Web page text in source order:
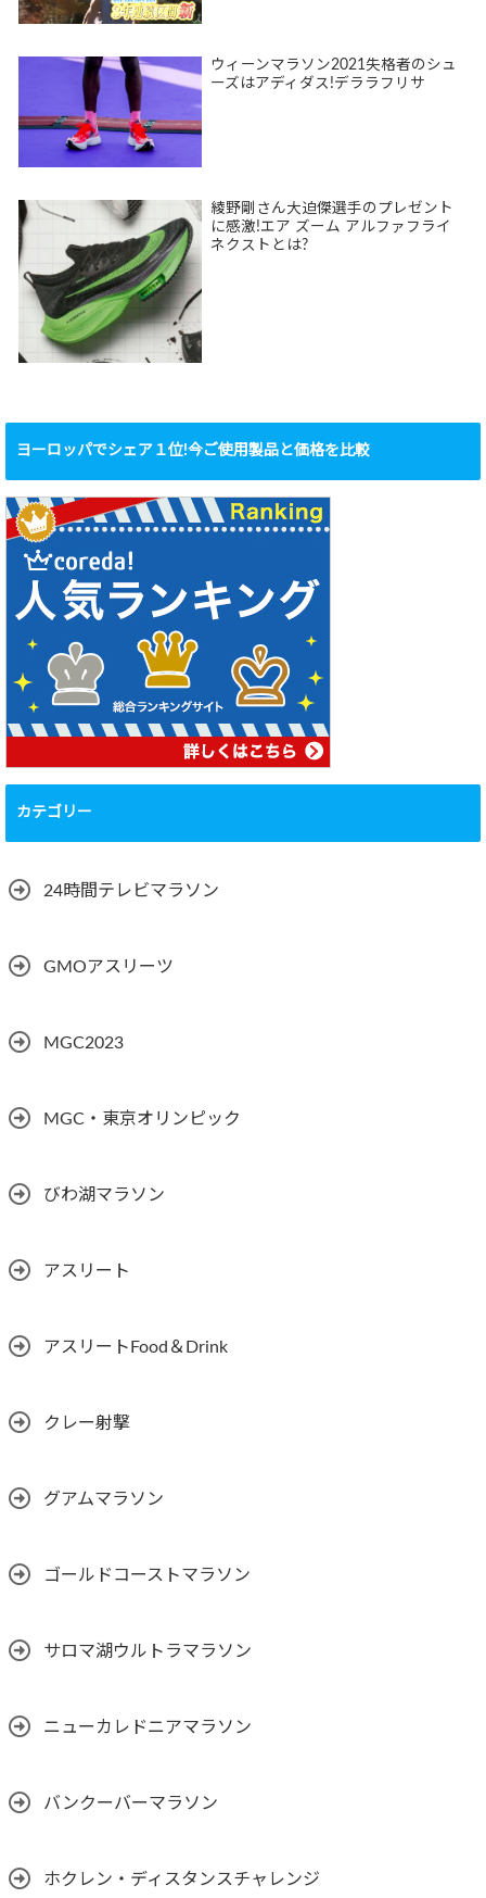
ウィーンマラソン2021失格者のシュ
ーズはアディダス!デララフリサ
綾野剛さん大迫傑選手のプレゼント
に感激!エア ズーム アルファフライ
ネクストとは?
ヨーロッパでシェア１位!今ご使用製品と価格を比較
カテゴリー
24時間テレビマラソン
GMOアスリーツ
MGC2023
MGC・東京オリンピック
びわ湖マラソン
アスリート
アスリートFood＆Drink
クレー射撃
グアムマラソン
ゴールドコーストマラソン
サロマ湖ウルトラマラソン
ニューカレドニアマラソン
バンクーバーマラソン
ホクレン・ディスタンスチャレンジ